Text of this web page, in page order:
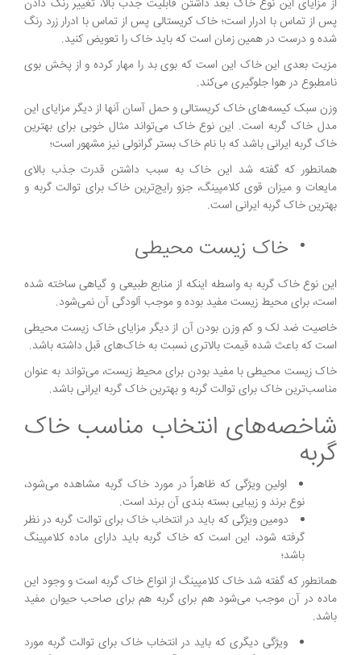
از مزایای این نوع خاک بعد داشتن قابلیت جذب بالا، تغییر رنگ دادن
پس از تماس با ادرار است؛ خاک کریستالی پس از تماس با ادرار زرد رنگ
شده و درست در همین زمان است که باید خاک را تعویض کنید.
مزیت بعدی این خاک این است که بوی بد را مهار کرده و از پخش بوی
نامطبوع در هوا جلوگیری می‌کند.
وزن سبک کیسه‌های خاک کریستالی و حمل آسان آنها از دیگر مزایای این
مدل خاک گربه است. این نوع خاک می‌تواند مثال خوبی برای بهترین
خاک گربه ایرانی باشد که با نام خاک بستر گرانولی نیز مشهور است؛
همانطور که گفته شد این خاک به سبب داشتن قدرت جذب بالای
مایعات و میزان قوی کلامپینگ، جزو رایج‌ترین خاک برای توالت گربه و
بهترین خاک گربه ایرانی است.
خاک زیست محیطی
این نوع خاک گربه به واسطه اینکه از منابع طبیعی و گیاهی ساخته شده
است، برای محیط زیست مفید بوده و موجب آلودگی آن نمی‌شود.
خاصیت ضد لک و کم وزن بودن آن از دیگر مزایای خاک زیست محیطی
است که باعث شده قیمت بالاتری نسبت به خاک‌های قبل داشته باشد.
خاک زیست محیطی با مفید بودن برای محیط زیست، می‌تواند به عنوان
مناسب‌ترین خاک برای توالت گربه و بهترین خاک گربه ایرانی باشد.
شاخصه‌های انتخاب مناسب خاک
گربه
اولین ویژگی که ظاهراً در مورد خاک گربه مشاهده می‌شود،
نوع برند و زیبایی بسته بندی آن برند است.
دومین ویژگی که باید در انتخاب خاک برای توالت گربه در نظر
گرفته شود، این است که خاک گربه باید دارای ماده کلامپینگ
باشد؛
همانطور که گفته شد خاک کلامپینگ از انواع خاک گربه است و وجود این
ماده در آن موجب می‌شود هم برای گربه هم برای صاحب حیوان مفید
باشد.
ویژگی دیگری که باید در انتخاب خاک برای توالت گربه مورد